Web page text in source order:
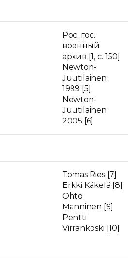
Рос. гос.
военный
архив [1, с. 150]
Newton-
Juutilainen
1999 [5]
Newton-
Juutilainen
2005 [6]
Tomas Ries [7]
Erkki Käkelä [8]
Ohto
Manninen [9]
Pentti
Virrankoski [10]